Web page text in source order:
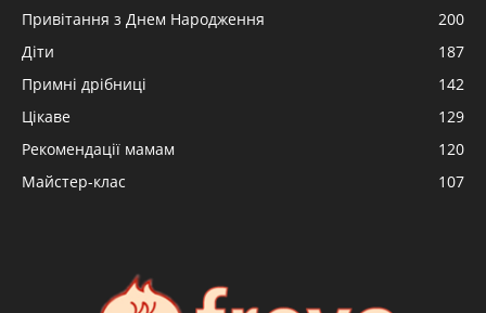
Привітання з Днем Народження
200
Діти
187
Примні дрібниці
142
Цікаве
129
Рекомендації мамам
120
Майстер-клас
107